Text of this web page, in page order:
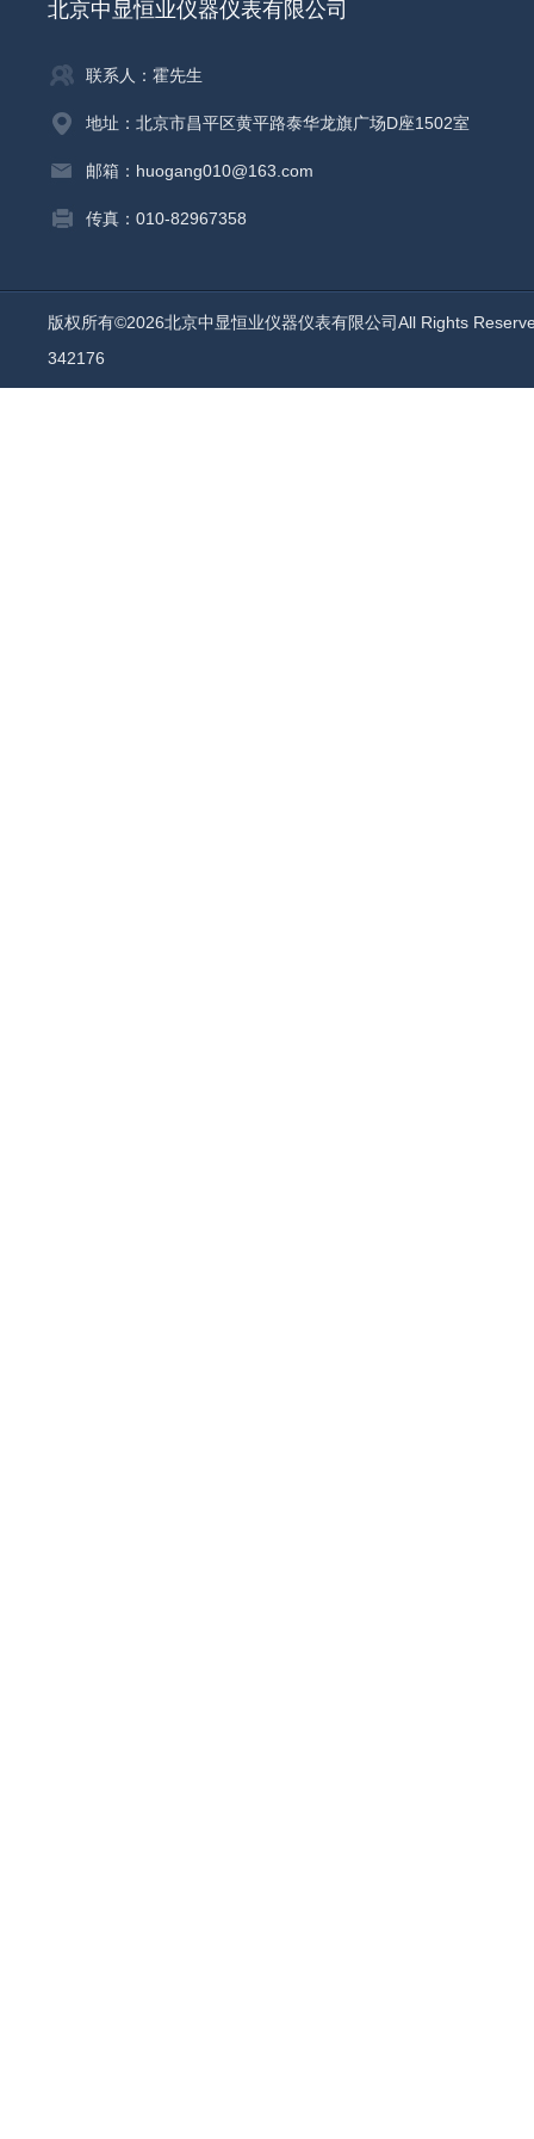
北京中显恒业仪器仪表有限公司
联系人：霍先生
地址：北京市昌平区黄平路泰华龙旗广场D座1502室
邮箱：huogang010@163.com
传真：010-82967358
版权所有©2026北京中显恒业仪器仪表有限公司All Rights
342176